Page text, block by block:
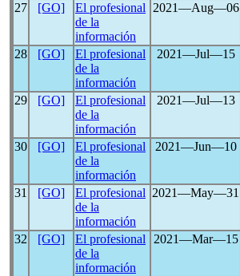
27
[GO]
El profesional
de la
información
2021―Aug―06
28 [GO]
El profesional
de la
información
2021―Jul―15
29 [GO]
El profesional
de la
información
2021―Jul―13
30 [GO]
El profesional
de la
información
2021―Jun―10
31 [GO]
El profesional
de la
información
2021―May―31
32
[GO]
El profesional
de la
información
2021―Mar―15